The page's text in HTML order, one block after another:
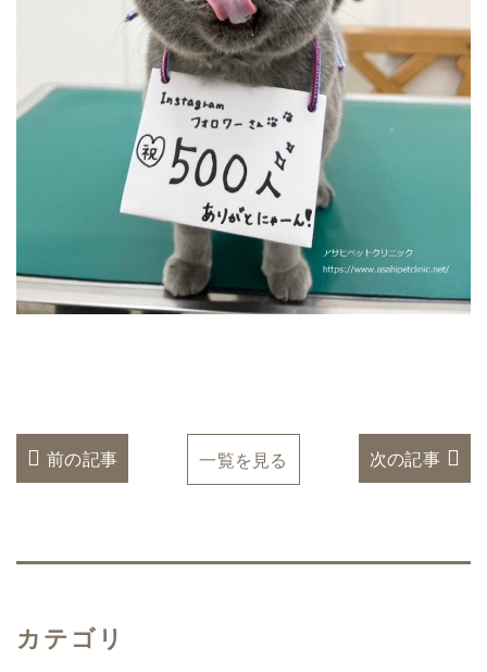
前の記事 一覧を見る 次の記事
カテゴリ